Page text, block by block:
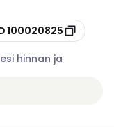
100020825
hinnan ja